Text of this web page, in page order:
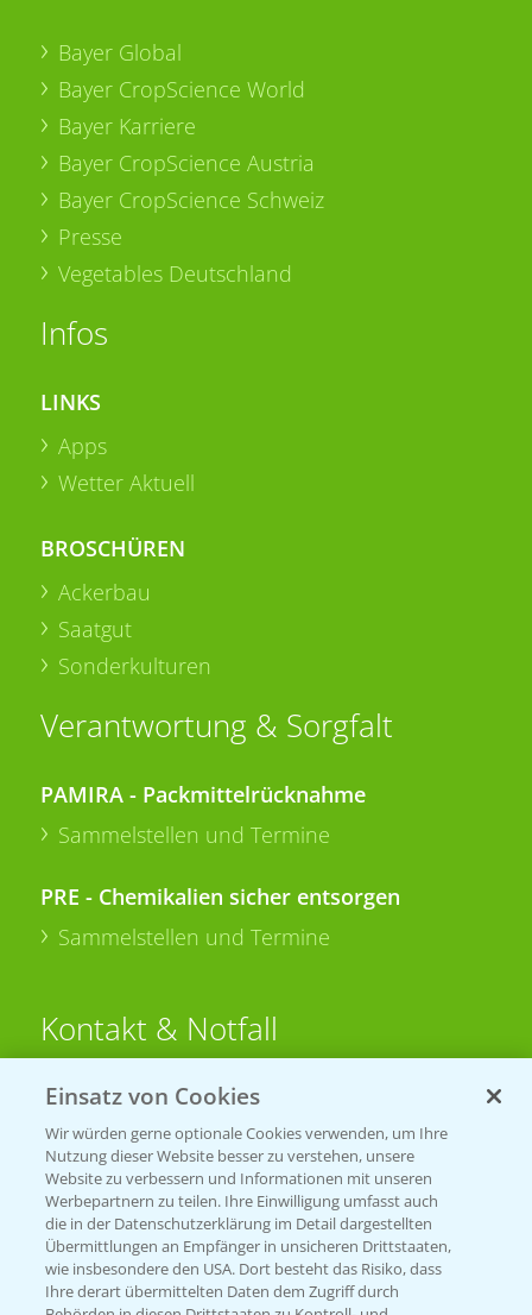
Bayer Global
Bayer CropScience World
Bayer Karriere
Bayer CropScience Austria
Bayer CropScience Schweiz
Presse
Vegetables Deutschland
Infos
LINKS
Apps
Wetter Aktuell
BROSCHÜREN
Ackerbau
Saatgut
Sonderkulturen
Verantwortung & Sorgfalt
PAMIRA - Packmittelrücknahme
Sammelstellen und Termine
PRE - Chemikalien sicher entsorgen
Sammelstellen und Termine
Kontakt & Notfall
Beratung auf WhatsApp
T.+49 (0)174 346 564 1
KONTAKT
Hilfe in Notfällen
T.+49 (0)214/30-20220
Einsatz von Cookies
Wir würden gerne optionale Cookies verwenden, um Ihre
Nutzung dieser Website besser zu verstehen, unsere
Website zu verbessern und Informationen mit unseren
Werbepartnern zu teilen. Ihre Einwilligung umfasst auch
die in der Datenschutzerklärung im Detail dargestellten
Übermittlungen an Empfänger in unsicheren Drittstaaten,
wie insbesondere den USA. Dort besteht das Risiko, dass
Ihre derart übermittelten Daten dem Zugriff durch